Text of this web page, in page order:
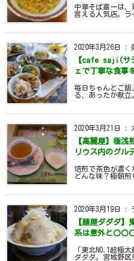
中華そば嘉一は
言える人気店。
2020年3月26日 :
【cafe saji(サ
ェで丁寧な食事
毎日ちゃんとご飯
る、あったか献
2020年3月21日 :
【高麗屋】極浅
リウス内のグル
焙煎で茶色が濃く
どんな味？極朝
2020年3月19日 :
【麺屋ダダダ】
系は意外と〇〇
「東北NO.1超極
ダダダ。宮城野